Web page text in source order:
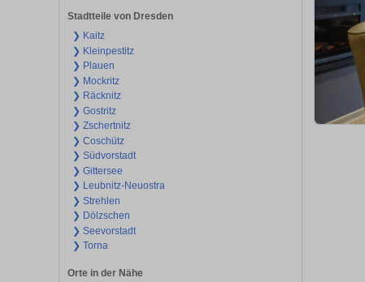
Stadtteile von Dresden
❯ Kaitz
❯ Kleinpestitz
❯ Plauen
❯ Mockritz
❯ Räcknitz
❯ Gostritz
❯ Zschertnitz
❯ Coschütz
❯ Südvorstadt
❯ Gittersee
❯ Leubnitz-Neuostra
❯ Strehlen
❯ Dölzschen
❯ Seevorstadt
❯ Torna
Orte in der Nähe